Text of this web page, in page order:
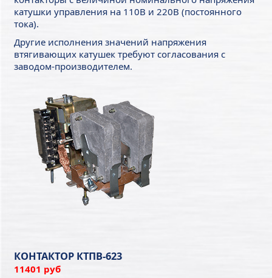
катушки управления на 110В и 220В (постоянного
тока).
Другие исполнения значений напряжения
втягивающих катушек требуют согласования с
заводом-производителем.
КОНТАКТОР КТПВ-623
11401 руб